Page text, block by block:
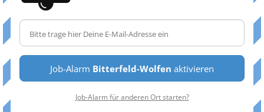
Job-Alarm Bitterfeld-Wolfen aktivieren
Job-Alarm für anderen Ort starten?